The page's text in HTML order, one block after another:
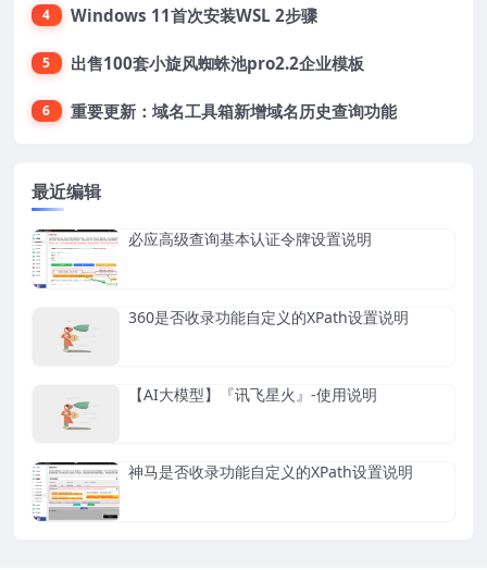
4 Windows 11首次安装WSL 2步骤
5 出售100套小旋风蜘蛛池pro2.2企业模板
6 重要更新：域名工具箱新增域名历史查询功能
最近编辑
必应高级查询基本认证令牌设置说明
360是否收录功能自定义的XPath设置说明
【AI大模型】『讯飞星火』-使用说明
神马是否收录功能自定义的XPath设置说明